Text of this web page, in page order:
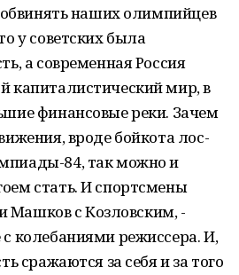
наших олимпийцев
у советских была
а современная Россия
капиталистический мир, в
финансовые реки. Зачем
вроде бойкота лос-
84, так можно и
стать. И спортсмены
Машков с Козловским, -
колебаниями режиссера. И,
сражаются за себя и за того